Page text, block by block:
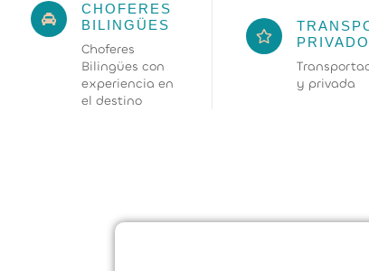
CHOFERES
BILINGÜES
Choferes
Bilingües con
experiencia en
el destino
PRIVADO
y privada